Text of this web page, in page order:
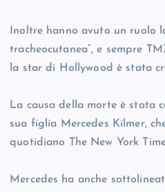
Inoltre hanno avuto un ruolo
tracheocutanea”, e sempre
la star di Hollywood è stata
La causa della morte è stata
sua figlia Mercedes Kilmer,
quotidiano The New York
Mercedes ha anche